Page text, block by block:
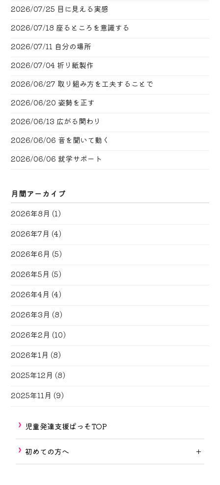
2026/07/25 目に見える実感
2026/07/18 座るところを意識する
2026/07/11 自分の場所
2026/07/04 折り紙製作
2026/06/27 取り組み方を工夫することで
2026/06/20 姿勢を正す
2026/06/13 広がる関わり
2026/06/06 音を聞いて動く
2026/06/06 就学サポート
月間アーカイブ
2026年8月 (1)
2026年7月 (4)
2026年6月 (5)
2026年5月 (5)
2026年4月 (4)
2026年3月 (8)
2026年2月 (10)
2026年1月 (8)
2025年12月 (8)
2025年11月 (9)
児童発達支援ぱっそTOP
初めての方へ